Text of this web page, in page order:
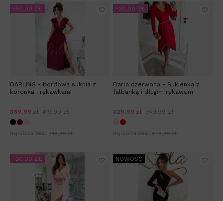
DARLING - bordowa suknia z
koronką i rękawkami
369,99 zł 419,99 zł
Najniższa cena: 419,99 zł
-50,00 ZŁ
Darla czerwona - Sukienka z
falbanką i długim rękawem
329,99 zł 349,99 zł
Najniższa cena: 349,99 zł
-20,00 ZŁ
-20,00 ZŁ NOWOŚĆ